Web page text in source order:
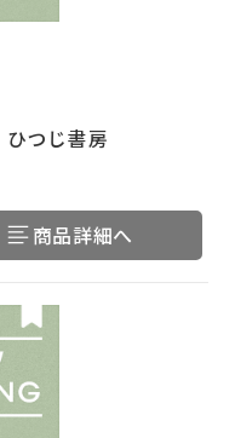
ひつじ書房
商品詳細へ